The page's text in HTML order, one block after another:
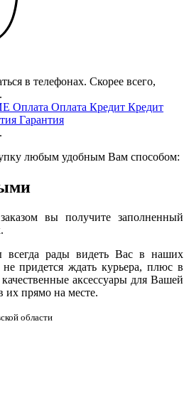
в телефонах. Скорее всего,
Оплата Оплата Кредит Кредит
Гарантия
любым удобным Вам способом:
вы получите заполненный
рады видеть Вас в наших
придется ждать курьера, плюс в
аксессуары для Вашей
их прямо на месте.
области